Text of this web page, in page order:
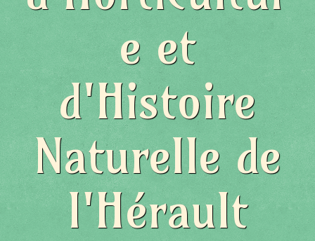
e et
d'Histoire
Naturelle de
l'Hérault